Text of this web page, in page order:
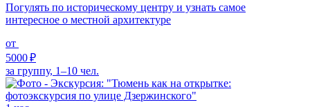
Погулять по историческому центру и узнать самое
интересное о местной архитектуре
от
5000 ₽
за группу, 1–10 чел.